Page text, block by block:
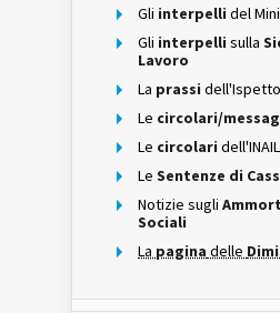
Gli interpelli del
Gli interpelli sulla
Lavoro
La prassi
Le circolari/
Le circolari dell'INAIL
Le Sentenze di
Notizie sugli
Sociali
La pagina delle